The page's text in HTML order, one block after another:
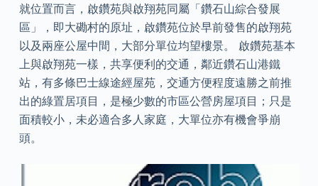
就位置而言，啟鑽苑與啟翔苑同屬「鑽石山綜合發展
區」，即大磡村的原址，啟鑽苑位於早前發售的啟翔苑
以及兩座公屋中間，大部分單位均望樓景。 啟鑽苑基本
上與啟翔苑一樣，共享便利的交通，鄰近鑽石山港鐵
站，有多條巴士線途經屋苑，交通方便程度遠勝之前推
出的綠置居項目，是極少數的市區公營房屋項目；只是
面積較小，未必適合多人家庭，大單位亦有機會爭崩
頭。